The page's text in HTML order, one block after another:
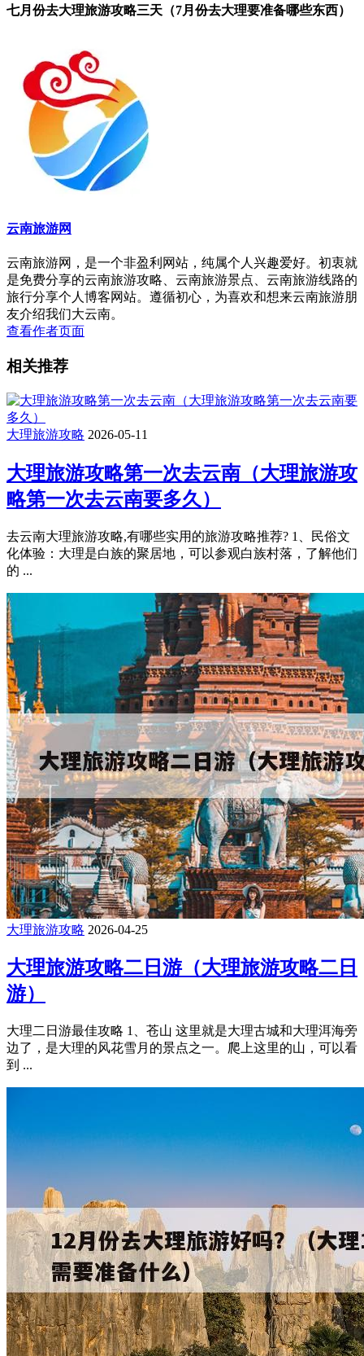
七月份去大理旅游攻略三天（7月份去大理要准备哪些东西）
云南旅游网
云南旅游网，是一个非盈利网站，纯属个人兴趣爱好。初衷就
是免费分享的云南旅游攻略、云南旅游景点、云南旅游线路的
旅行分享个人博客网站。遵循初心，为喜欢和想来云南旅游朋
友介绍我们大云南。
查看作者页面
相关推荐
大理旅游攻略 2026-05-11
大理旅游攻略第一次去云南（大理旅游攻
略第一次去云南要多久）
去云南大理旅游攻略,有哪些实用的旅游攻略推荐? 1、民俗文
化体验：大理是白族的聚居地，可以参观白族村落，了解他们
的 ...
大理旅游攻略 2026-04-25
大理旅游攻略二日游（大理旅游攻略二日
游）
大理二日游最佳攻略 1、苍山 这里就是大理古城和大理洱海旁
边了，是大理的风花雪月的景点之一。爬上这里的山，可以看
到 ...